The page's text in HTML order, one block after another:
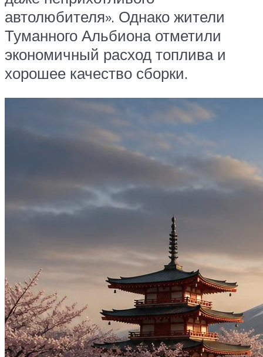
автолюбителя». Однако жители
Туманного Альбиона отметили
экономичный расход топлива и
хорошее качество сборки.